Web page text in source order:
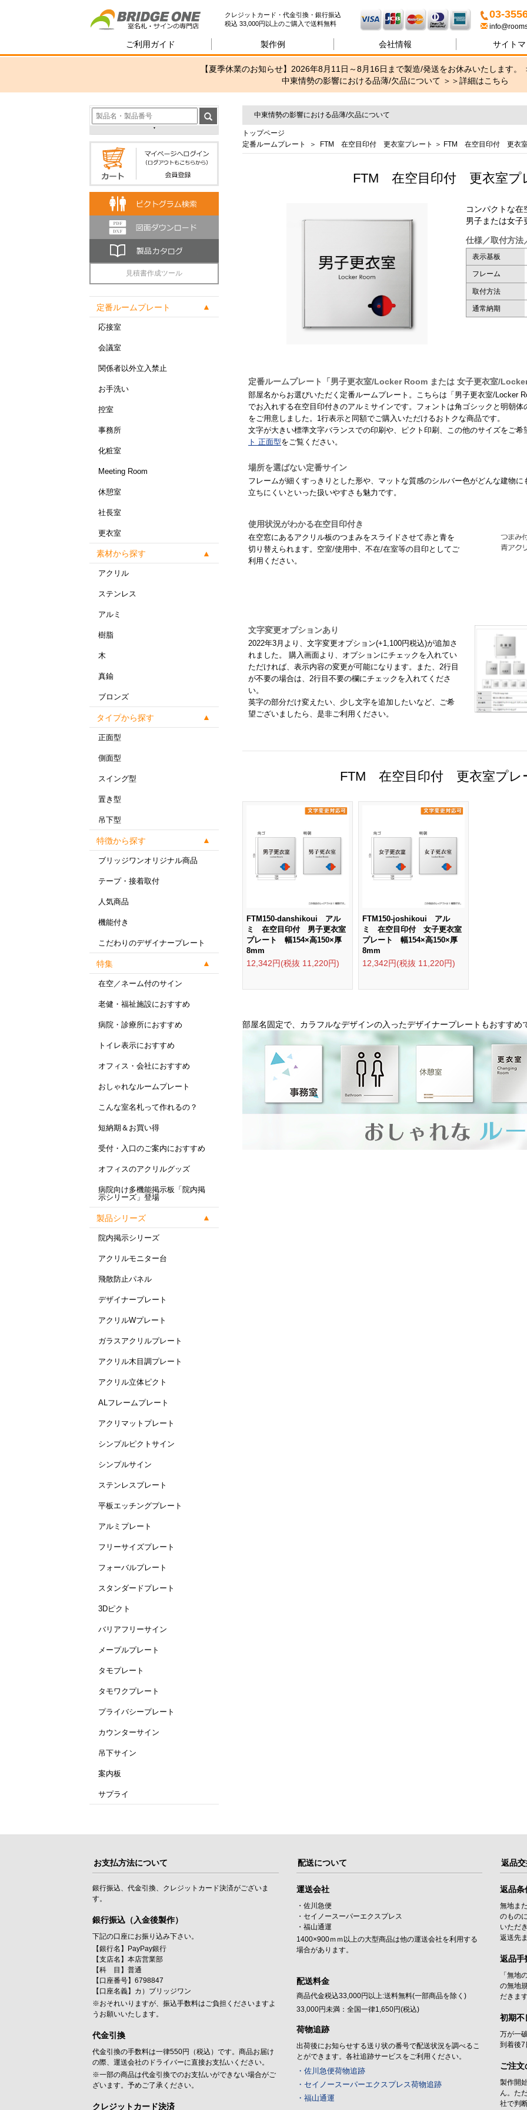
室名札・サインの専門店ブリ
クレジットカード・代金引換・銀行振込
税込 33,000円以上のご購入で送料無料
03-
ご利用ガイド 製作例 会社情報 サイト
【夏季休業のお知らせ】2026年8月11日～8月16日まで製造/発送をお休みいたします。
中東情勢の影響における品薄/欠品について ＞＞詳細はこちら
見積書作成ツール
定番ルームプレート
応接室
会議室
関係者以外立入禁止
お手洗い
控室
事務所
化粧室
Meeting Room
休憩室
社長室
更衣室
素材から探す
アクリル
ステンレス
アルミ
樹脂
木
真鍮
ブロンズ
タイプから探す
正面型
側面型
スイング型
置き型
吊下型
特徴から探す
ブリッジワンオリジナル商品
テープ・接着取付
人気商品
機能付き
こだわりのデザイナープレート
特集
在空／ネーム付のサイン
老健・福祉施設におすすめ
病院・診療所におすすめ
トイレ表示におすすめ
オフィス・会社におすすめ
おしゃれなルームプレート
こんな室名札って作れるの？
短納期＆お買い得
受付・入口のご案内におすすめ
オフィスのアクリルグッズ
病院向け多機能掲示板「院内掲
示シリーズ」登場
製品シリーズ
院内掲示シリーズ
アクリルモニター台
飛散防止パネル
デザイナープレート
アクリルWプレート
ガラスアクリルプレート
アクリル木目調プレート
アクリル立体ピクト
ALフレームプレート
アクリマットプレート
シンプルピクトサイン
シンプルサイン
ステンレスプレート
平板エッチングプレート
アルミプレート
フリーサイズプレート
フォーバルプレート
スタンダードプレート
3Dピクト
バリアフリーサイン
メープルプレート
タモプレート
タモワクプレート
プライバシープレート
カウンターサイン
吊下サイン
案内板
サプライ
中東情勢の影響における品薄/欠品について
トップページ
定番ルームプレート
＞ FTM 在空目印付 更衣室プレート ＞ FTM 在空目印付 更衣
FTM 在空目印付 更衣室プ
コンパクトな在
男子または女子
仕様／取付方法
表示基板
フレーム
取付方法
通常納期
定番ルームプレート「男子更衣室/Locker Room または 女子更衣室/
部屋名からお選びいただく定番ルームプレート。こちらは「男子更衣室/Locker
でお入れする在空目印付きのアルミサインです。フォントは角ゴシックと明朝
をご用意しました。1行表示と同額でご購入いただけるおトクな商品です。
文字が大きい標準文字バランスでの印刷や、ピクト印刷、この他のサイズをご希
ト 正面型をご覧ください。
場所を選ばない定番サイン
フレームが細くすっきりとした形や、マットな質感のシルバー色がどんな建物
立ちにくいといった扱いやすさも魅力です。
使用状況がわかる在空目印付き
在空窓にあるアクリル板のつまみをスライドさせて赤と青を
切り替えられます。空室/使用中、不在/在室等の目印としてご
利用ください。
文字変更オプションあり
2022年3月より、文字変更オプション(+1,100円税込)が追加さ
れました。 購入画面より、オプションにチェックを入れてい
ただければ、表示内容の変更が可能になります。また、2行目
が不要の場合は、2行目不要の欄にチェックを入れてくださ
い。
英字の部分だけ変えたい、少し文字を追加したいなど、ご希
望ございましたら、是非ご利用ください。
FTM 在空目印付 更衣室プレ
FTM150-danshikoui アル
ミ 在空目印付 男子更衣室
プレート 幅154×高150×厚
8mm
12,342円(税抜 11,220円)
FTM150-joshikoui アル
ミ 在空目印付 女子更衣室
プレート 幅154×高150×厚
8mm
12,342円(税抜 11,220円)
部屋名固定で、カラフルなデザインの入ったデザイナープレートもおすすめ
お支払方法について
銀行振込、代金引換、クレジットカード決済がございま
す。
銀行振込（入金後製作）
下記の口座にお振り込み下さい。
【銀行名】PayPay銀行
【支店名】本店営業部
【科 目】普通
【口座番号】6798847
【口座名義】カ）ブリッジワン
※おそれいりますが、振込手数料はご負担くださいますよ
うお願いいたします。
代金引換
代金引換の手数料は一律550円（税込）です。商品お届け
の際、運送会社のドライバーに直接お支払いください。
※一部の商品は代金引換でのお支払いができない場合がご
ざいます。予めご了承ください。
クレジットカード決済
配送について
運送会社
・佐川急便
・セイノースーパーエクスプレス
・福山通運
1400×900ｍｍ以上の大型商品は他の運送会社を利用する
場合があります。
配送料金
商品代金税込33,000円以上:送料無料(一部商品を除く)
33,000円未満：全国一律1,650円(税込)
荷物追跡
出荷後にお知らせする送り状の番号で配送状況を調べるこ
とができます。各社追跡サービスをご利用ください。
・佐川急便荷物追跡
・セイノースーパーエクスプレス荷物追跡
・福山通運
返品
返品条
無地ま
のもの
いただ
返送先
返品手
「無地
の無地
だきま
初期不
万が一
到着後7
ご注
製作開
ん。た
社で判